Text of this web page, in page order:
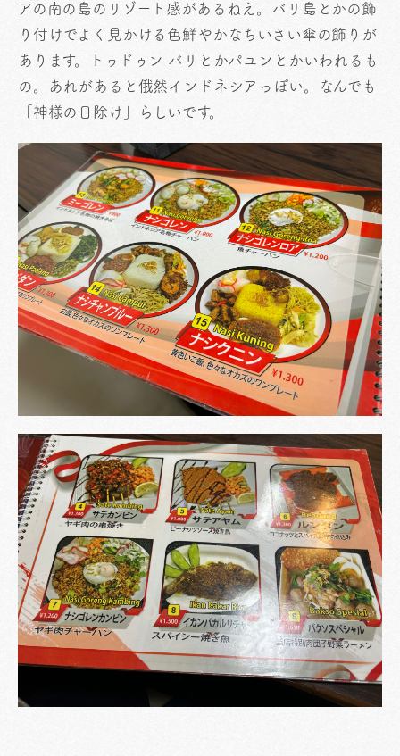
アの南の島のリゾート感があるねえ。バリ島とかの飾
り付けでよく見かける色鮮やかなちいさい傘の飾りが
あります。トゥドゥン バリとかパユンとかいわれるも
の。あれがあると俄然インドネシアっぽい。なんでも
「神様の日除け」らしいです。